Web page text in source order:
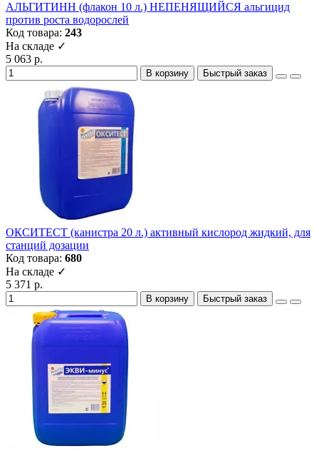
АЛЬГИТИНН (флакон 10 л.) НЕПЕНЯЩИЙСЯ альгицид
против роста водорослей
Код товара: 243
На складе ✓
5 063 р.
В корзину Быстрый заказ
ОКСИТЕСТ (канистра 20 л.) активный кислород жидкий, для
станций дозации
Код товара: 680
На складе ✓
5 371 р.
В корзину Быстрый заказ